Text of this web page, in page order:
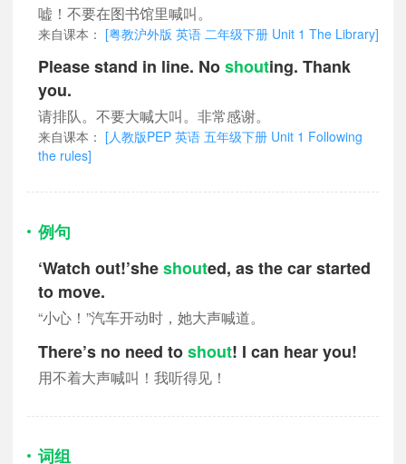
嘘！不要在图书馆里喊叫。
来自课本： [粤教沪外版 英语 二年级下册 Unit 1 The Library]
Please stand in line. Noshouting. Thank
you.
请排队。不要大喊大叫。非常感谢。
来自课本： [人教版PEP 英语 五年级下册 Unit 1 Following
the rules]
例句
‘Watch out!’sheshouted, as the car started
to move.
“小心！”汽车开动时，她大声喊道。
There’s no need toshout! I can hear you!
用不着大声喊叫！我听得见！
词组